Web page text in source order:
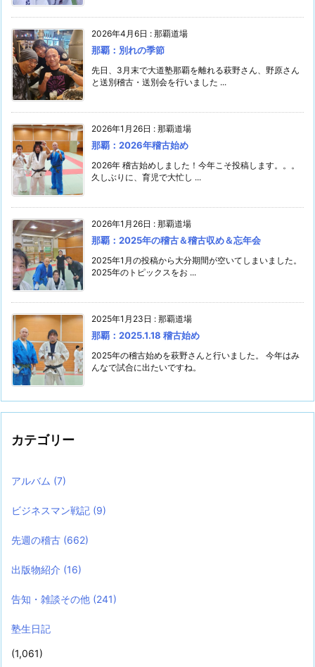
2026年4月6日 : 那覇道場
那覇：別れの季節
先日、3月末で大道塾那覇を離れる萩野さん、野原さん
と送別稽古・送別会を行いました ...
2026年1月26日 : 那覇道場
那覇：2026年稽古始め
2026年 稽古始めしました！今年こそ投稿します。。。
久しぶりに、育児で大忙し ...
2026年1月26日 : 那覇道場
那覇：2025年の稽古＆稽古収め＆忘年会
2025年1月の投稿から大分期間が空いてしまいました。
2025年のトピックスをお ...
2025年1月23日 : 那覇道場
那覇：2025.1.18 稽古始め
2025年の稽古始めを萩野さんと行いました。 今年はみ
んなで試合に出たいですね。
カテゴリー
アルバム (7)
ビジネスマン戦記 (9)
先週の稽古 (662)
出版物紹介 (16)
告知・雑談その他 (241)
塾生日記
(1,061)